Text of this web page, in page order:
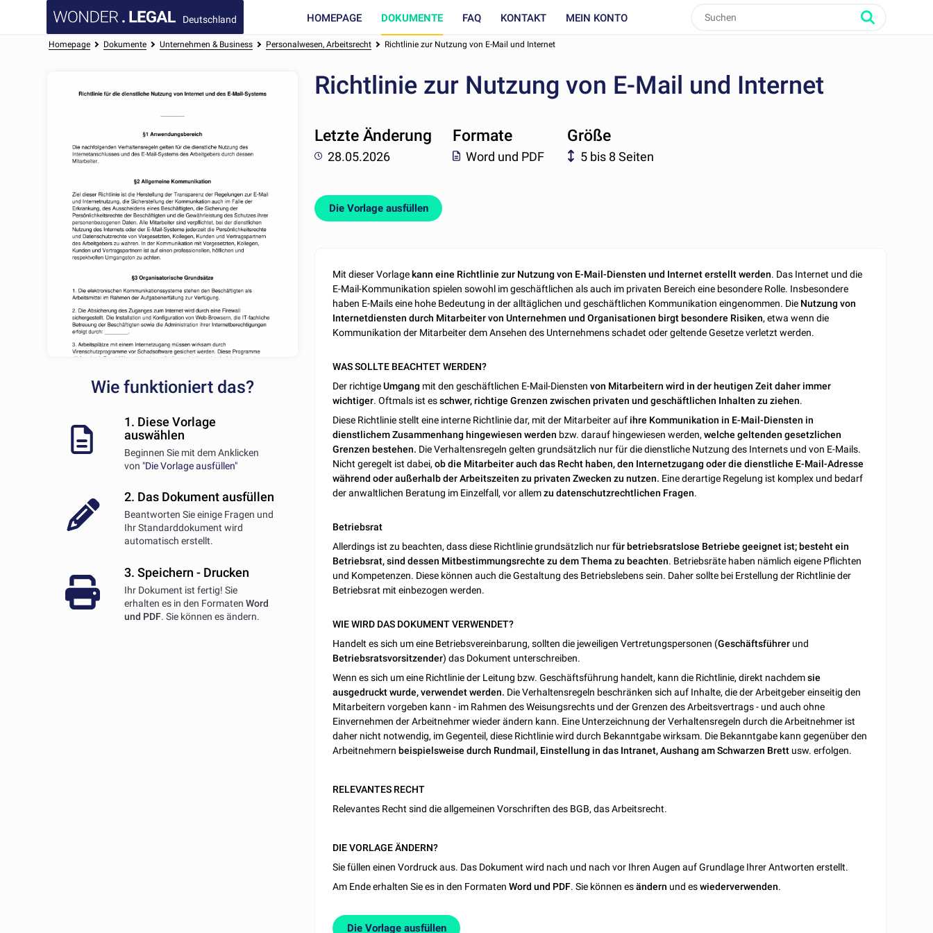
Deutschland HOMEPAGE DOKUMENTE FAQ KONTAKT MEIN KONTO
Homepage Dokumente Unternehmen & Business Personalwesen, Arbeitsrecht Richtlinie zur Nutzung von E-Mail und Internet
Wie funktioniert das?
1. Diese Vorlage
auswählen
Beginnen Sie mit dem Anklicken
von "Die Vorlage ausfüllen"
2. Das Dokument ausfüllen
Beantworten Sie einige Fragen und
Ihr Standarddokument wird
automatisch erstellt.
3. Speichern - Drucken
Ihr Dokument ist fertig! Sie
erhalten es in den Formaten Word
und PDF. Sie können es ändern.
Richtlinie zur Nutzung von E-Mail und Internet
Letzte Änderung
28.05.2026
Formate
Word und PDF
Größe
5 bis 8 Seiten
Die Vorlage ausfüllen
Mit dieser Vorlage kann eine Richtlinie zur Nutzung von E-Mail-Diensten und Internet erstellt werden. Das Internet und die
E-Mail-Kommunikation spielen sowohl im geschäftlichen als auch im privaten Bereich eine besondere Rolle. Insbesondere
haben E-Mails eine hohe Bedeutung in der alltäglichen und geschäftlichen Kommunikation eingenommen. Die Nutzung von
Internetdiensten durch Mitarbeiter von Unternehmen und Organisationen birgt besondere Risiken, etwa wenn die
Kommunikation der Mitarbeiter dem Ansehen des Unternehmens schadet oder geltende Gesetze verletzt werden.
WAS SOLLTE BEACHTET WERDEN?
Der richtigeUmgang mit den geschäftlichen E-Mail-Dienstenvon Mitarbeitern wird in der heutigen Zeit daher immer
wichtiger. Oftmals ist esschwer, richtige Grenzen zwischen privaten und geschäftlichen Inhalten zu ziehen.
Diese Richtlinie stellt eine interne Richtlinie dar, mit der Mitarbeiter auf ihre Kommunikation in E-Mail-Diensten in
dienstlichem Zusammenhang hingewiesen werden bzw. darauf hingewiesen werden,welche geltenden gesetzlichen
Grenzen bestehen. Die Verhaltensregeln gelten grundsätzlich nur für die dienstliche Nutzung des Internets und von E-Mails.
Nicht geregelt ist dabei,ob die Mitarbeiter auch das Recht haben, den Internetzugang oder die dienstliche E-Mail-Adresse
während oder außerhalb der Arbeitszeiten zu privaten Zwecken zu nutzen. Eine derartige Regelung ist komplex und bedarf
der anwaltlichen Beratung im Einzelfall, vor allemzu datenschutzrechtlichen Fragen.
Betriebsrat
Allerdings ist zu beachten, dass diese Richtlinie grundsätzlich nurfür betriebsratslose Betriebe geeignet ist; besteht ein
Betriebsrat, sind dessen Mitbestimmungsrechte zu dem Thema zu beachten. Betriebsräte haben nämlich eigene Pflichten
und Kompetenzen. Diese können auch die Gestaltung des Betriebslebens sein. Daher sollte bei Erstellung der Richtlinie der
Betriebsrat mit einbezogen werden.
WIE WIRD DAS DOKUMENT VERWENDET?
Handelt es sich um eine Betriebsvereinbarung, sollten die jeweiligen Vertretungspersonen (Geschäftsführer und
Betriebsratsvorsitzender) das Dokument unterschreiben.
Wenn es sich um eine Richtlinie der Leitung bzw. Geschäftsführung handelt, kann die Richtlinie, direkt nachdemsie
ausgedruckt wurde, verwendet werden. Die Verhaltensregeln beschränken sich auf Inhalte, die der Arbeitgeber einseitig den
Mitarbeitern vorgeben kann - im Rahmen des Weisungsrechts und der Grenzen des Arbeitsvertrags - und auch ohne
Einvernehmen der Arbeitnehmer wieder ändern kann. Eine Unterzeichnung der Verhaltensregeln durch die Arbeitnehmer ist
daher nicht notwendig, im Gegenteil, diese Richtlinie wird durch Bekanntgabe wirksam. Die Bekanntgabe kann gegenüber den
Arbeitnehmern beispielsweise durch Rundmail, Einstellung in das Intranet, Aushang am Schwarzen Brett usw. erfolgen.
RELEVANTES RECHT
Relevantes Recht sind die allgemeinen Vorschriften des BGB, das Arbeitsrecht.
DIE VORLAGE ÄNDERN?
Sie füllen einen Vordruck aus. Das Dokument wird nach und nach vor Ihren Augen auf Grundlage Ihrer Antworten erstellt.
Am Ende erhalten Sie es in den FormatenWord und PDF. Sie können esändern und eswiederverwenden.
Die Vorlage ausfüllen